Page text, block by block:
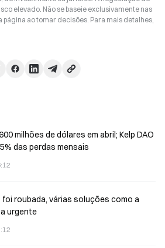
elevado. Não se baseie exclusivamente nas
ao tomar decisões. Para mais detalhes,
milhões de dólares em abril; Kelp DAO
das perdas mensais
roubada, várias soluções como a
urgente